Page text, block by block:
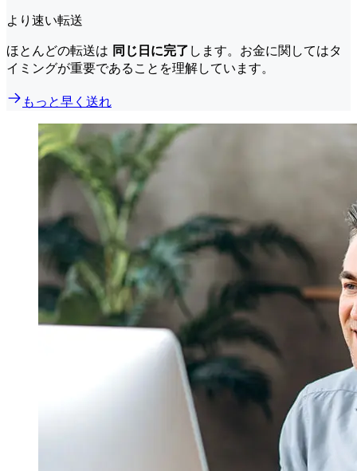
より速い転送
ほとんどの転送は 同じ日に完了 します。お金に関してはタ
イミングが重要であることを理解しています。
もっと早く送れ